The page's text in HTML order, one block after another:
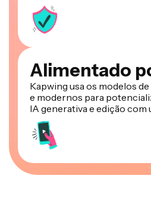
Alimentado
Kapwing usa os modelos
e modernos para
IA generativa e edição com